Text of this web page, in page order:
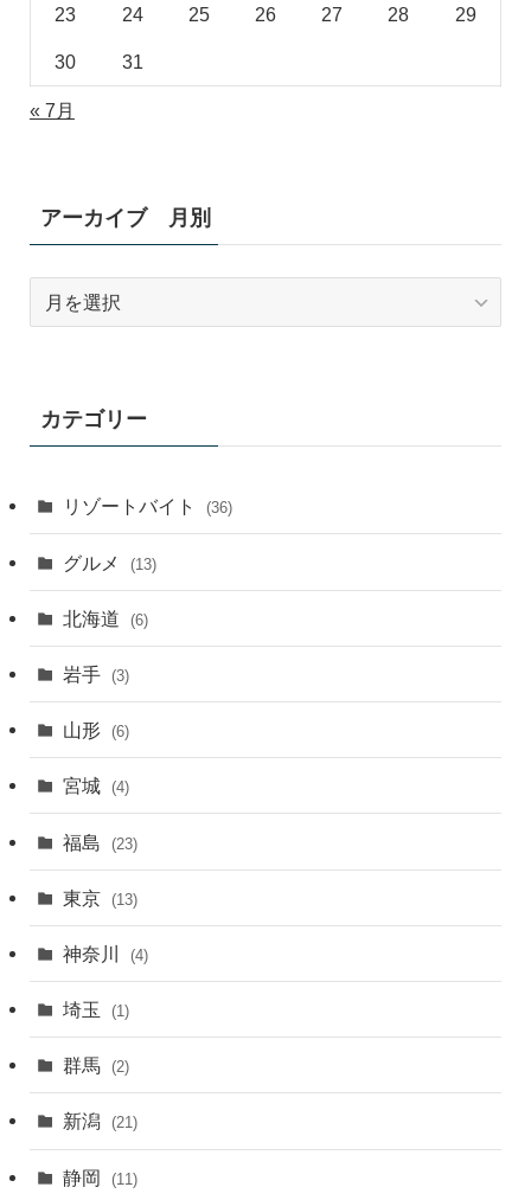
23 24 25 26 27 28 29
30 31
« 7月
アーカイブ 月別
ブ
カテゴリー
リゾートバイト (36)
グルメ (13)
北海道 (6)
岩手 (3)
山形 (6)
宮城 (4)
福島 (23)
東京 (13)
神奈川 (4)
埼玉 (1)
群馬 (2)
新潟 (21)
静岡 (11)